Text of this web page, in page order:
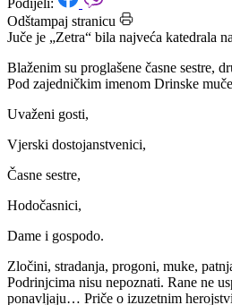
Datum: 26.09.2011.
Odštampaj stranicu
Juče je „Zetra“ bila najveća katedrala
Blaženim su proglašene časne sestre,
Dame i gospodo.